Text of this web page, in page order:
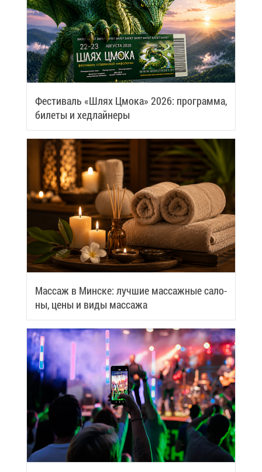
Фе­сти­валь «Шлях Цмо­ка» 2026: про­грам­ма,
би­ле­ты и хед­лай­не­ры
Мас­саж в Мин­ске: луч­шие мас­саж­ные са­ло­
ны, це­ны и ви­ды мас­са­жа